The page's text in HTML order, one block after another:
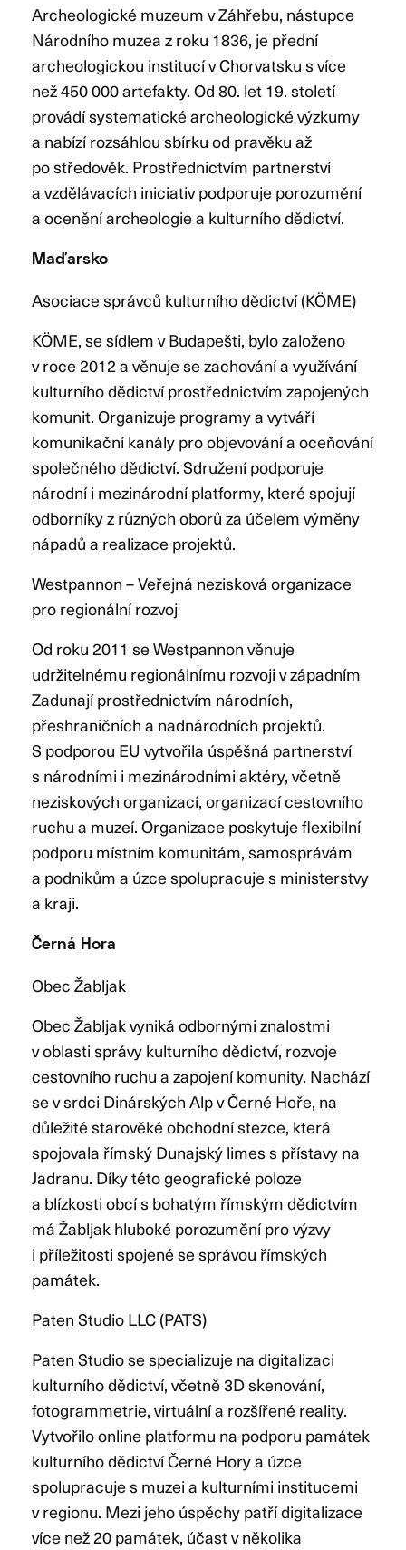
Archeologické muzeum v Záhřebu, nástupce
Národního muzea z roku 1836, je přední
archeologickou institucí v Chorvatsku s více
než 450 000 artefakty. Od 80. let 19. století
provádí systematické archeologické výzkumy
a nabízí rozsáhlou sbírku od pravěku až
po středověk. Prostřednictvím partnerství
a vzdělávacích iniciativ podporuje porozumění
a ocenění archeologie a kulturního dědictví.
Maďarsko
Asociace správců kulturního dědictví (KÖME)
KÖME, se sídlem v Budapešti, bylo založeno
v roce 2012 a věnuje se zachování a využívání
kulturního dědictví prostřednictvím zapojených
komunit. Organizuje programy a vytváří
komunikační kanály pro objevování a oceňování
společného dědictví. Sdružení podporuje
národní i mezinárodní platformy, které spojují
odborníky z různých oborů za účelem výměny
nápadů a realizace projektů.
Westpannon – Veřejná nezisková organizace
pro regionální rozvoj
Od roku 2011 se Westpannon věnuje
udržitelnému regionálnímu rozvoji v západním
Zadunají prostřednictvím národních,
přeshraničních a nadnárodních projektů.
S podporou EU vytvořila úspěšná partnerství
s národními i mezinárodními aktéry, včetně
neziskových organizací, organizací cestovního
ruchu a muzeí. Organizace poskytuje flexibilní
podporu místním komunitám, samosprávám
a podnikům a úzce spolupracuje s ministerstvy
a kraji.
Černá Hora
Obec Žabljak
Obec Žabljak vyniká odbornými znalostmi
v oblasti správy kulturního dědictví, rozvoje
cestovního ruchu a zapojení komunity. Nachází
se v srdci Dinárských Alp v Černé Hoře, na
důležité starověké obchodní stezce, která
spojovala římský Dunajský limes s přístavy na
Jadranu. Díky této geografické poloze
a blízkosti obcí s bohatým římským dědictvím
má Žabljak hluboké porozumění pro výzvy
i příležitosti spojené se správou římských
památek.
Paten Studio LLC (PATS)
Paten Studio se specializuje na digitalizaci
kulturního dědictví, včetně 3D skenování,
fotogrammetrie, virtuální a rozšířené reality.
Vytvořilo online platformu na podporu památek
kulturního dědictví Černé Hory a úzce
spolupracuje s muzei a kulturními institucemi
v regionu. Mezi jeho úspěchy patří digitalizace
více než 20 památek, účast v několika